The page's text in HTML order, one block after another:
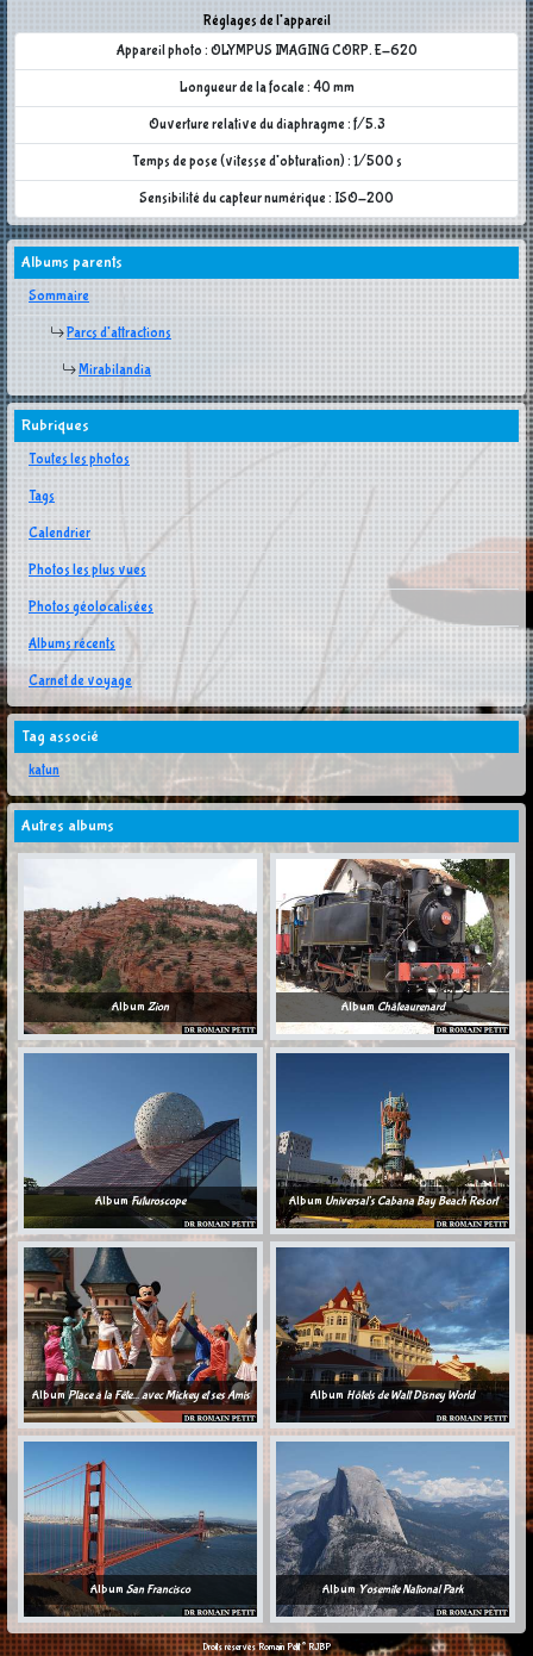
Réglages de l'appareil
Appareil photo : OLYMPUS IMAGING CORP. E-620
Longueur de la focale : 40 mm
Ouverture relative du diaphragme : f/5.3
Temps de pose (vitesse d'obturation) : 1/500 s
Sensibilité du capteur numérique : ISO-200
Albums parents
Sommaire
Parcs d'attractions
Mirabilandia
Rubriques
Toutes les photos
Tags
Calendrier
Photos les plus vues
Photos géolocalisées
Albums récents
Carnet de voyage
Tag associé
katun
Autres albums
Album Zion AlbumChâteaurenard
AlbumFuturoscope Album Universal's Cabana Bay Beach Resort
AlbumPlace à la Fête... avec Mickey et ses Amis Album Hôtels de Walt Disney World
Album San Francisco AlbumYosemite National Park
Droits réservés Romain Petit©RJBP